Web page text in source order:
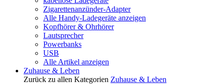
Zigarettenanzünder-Adapter
Alle Handy-Ladegeräte anzeigen
Kopfhörer & Ohrhörer
Lautsprecher
Powerbanks
USB
Alle Artikel anzeigen
Zuhause & Leben
Zurück zu allen Kategorien Zuhause & Leben